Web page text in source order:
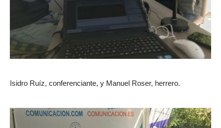
Isidro Ruíz, conferenciante, y Manuel Roser, herrero.